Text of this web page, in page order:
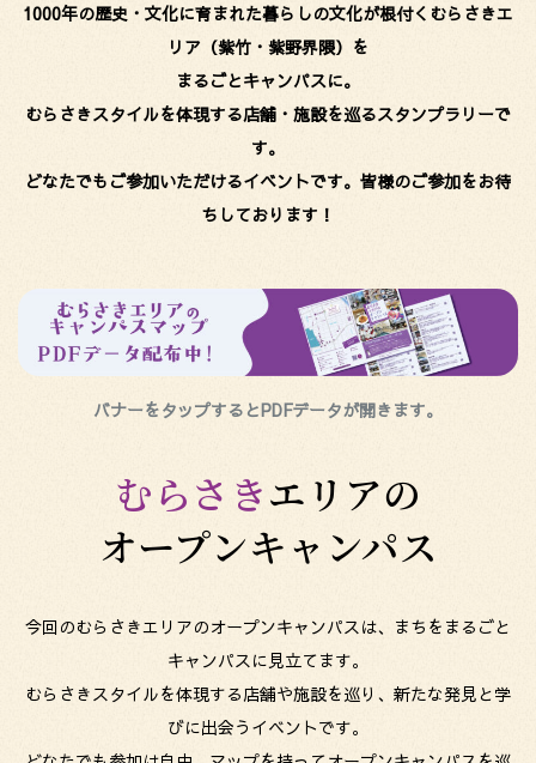
1000年の歴史・文化に育まれた暮らしの文化が根付くむらさきエ
リア（紫竹・紫野界隈）を
まるごとキャンパスに。
むらさきスタイルを体現する店舗・施設を巡るスタンプラリーで
す。
どなたでもご参加いただけるイベントです。皆様のご参加をお待
ちしております！
バナーをタップするとPDFデータが開きます。
むらさきエリアの
オープンキャンパス
今回のむらさきエリアのオープンキャンパスは、まちをまるごと
キャンパスに見立てます。
むらさきスタイルを体現する店舗や施設を巡り、新たな発見と学
びに出会うイベントです。